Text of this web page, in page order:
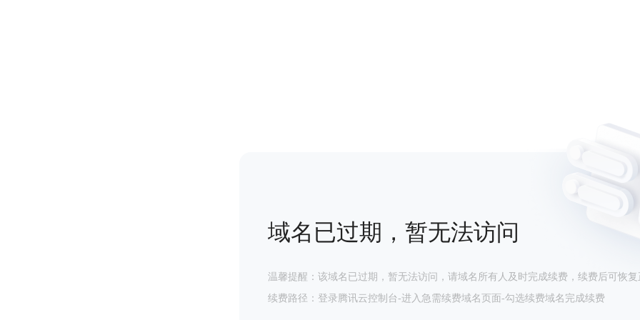
域名已过期，暂无法访问
温馨提醒：该域名已过期，暂无法访问，请域名所有人及时完成续费，续费后可恢复
续费路径：登录腾讯云控制台-进入急需续费域名页面-勾选续费域名完成续费